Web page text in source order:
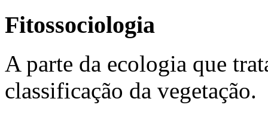
Fitossociologia
A parte da ecologia que
classificação da vegetação.